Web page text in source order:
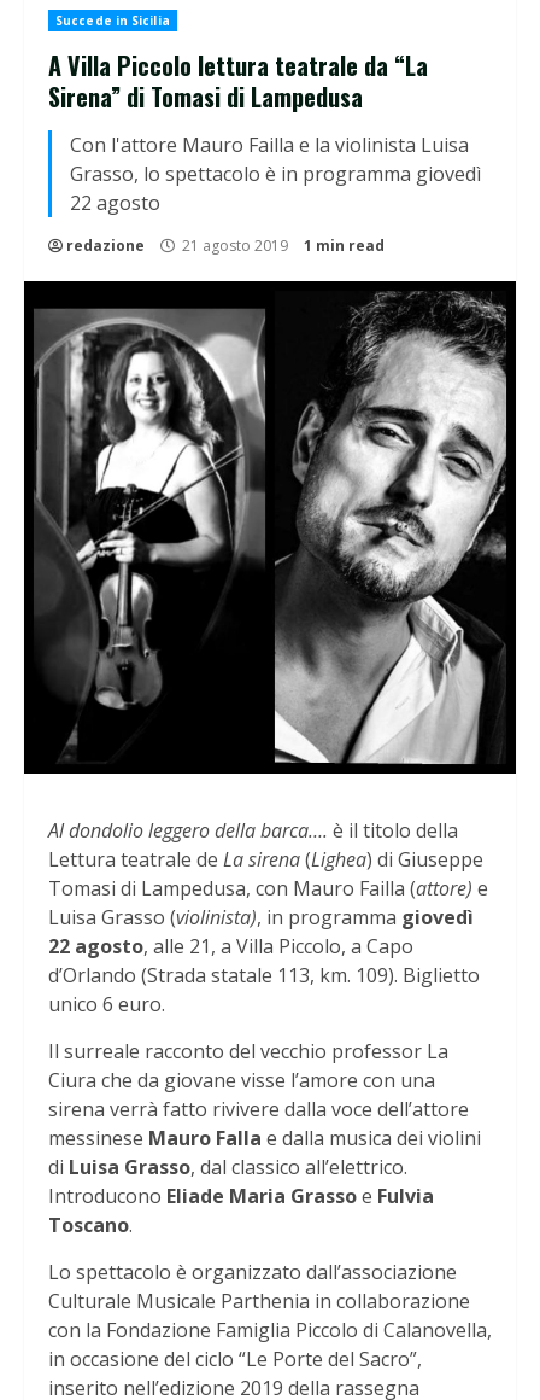
Succede in Sicilia
A Villa Piccolo lettura teatrale da “La
Sirena” di Tomasi di Lampedusa
Con l'attore Mauro Failla e la violinista Luisa
Grasso, lo spettacolo è in programma giovedì
22 agosto
redazione 21 agosto 2019 1 min read
Al dondolio leggero della barca…. è il titolo della
Lettura teatrale de La sirena(Lighea) di Giuseppe
Tomasi di Lampedusa, con Mauro Failla (attore) e
Luisa Grasso (violinista), in programma giovedì
22 agosto, alle 21, a Villa Piccolo, a Capo
d’Orlando (Strada statale 113, km. 109). Biglietto
unico 6 euro.
Il surreale racconto del vecchio professor La
Ciura che da giovane visse l’amore con una
sirena verrà fatto rivivere dalla voce dell’attore
messinese Mauro Falla e dalla musica dei violini
di Luisa Grasso, dal classico all’elettrico.
Introducono Eliade Maria Grassoe Fulvia
Toscano.
Lo spettacolo è organizzato dall’associazione
Culturale Musicale Parthenia in collaborazione
con la Fondazione Famiglia Piccolo di Calanovella,
in occasione del ciclo “Le Porte del Sacro”,
inserito nell’edizione 2019 della rassegna